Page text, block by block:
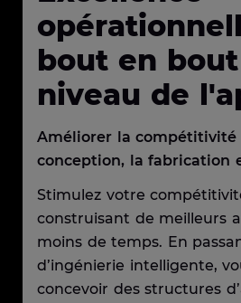
bout en
niveau de
Améliorer la
conception, la fabrication
Stimulez votre
construisant de meilleurs
moins de temps. En
d’ingénierie intelligente,
concevoir des structures